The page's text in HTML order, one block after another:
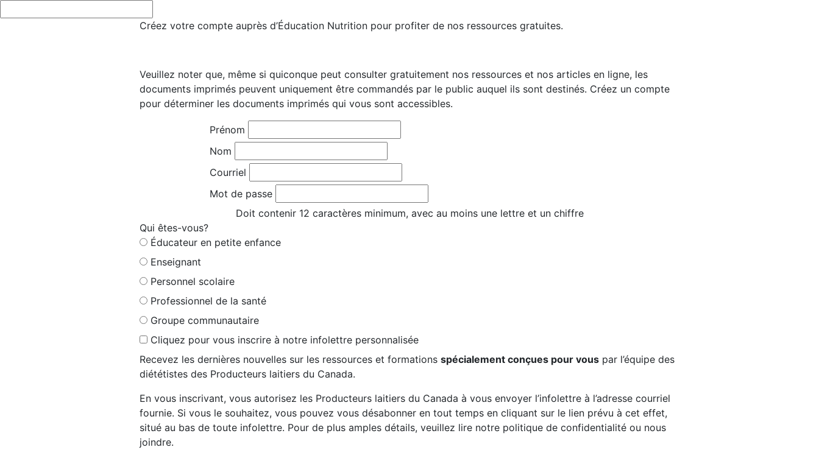
Créez votre compte auprès d’Éducation Nutrition pour profiter de nos ressources gratuites.
Veuillez noter que, même si quiconque peut consulter gratuitement nos ressources et nos articles en ligne, les
documents imprimés peuvent uniquement être commandés par le public auquel ils sont destinés. Créez un compte
pour déterminer les documents imprimés qui vous sont accessibles.
Prénom
Nom
Courriel
Mot de passe
Doit contenir 12 caractères minimum, avec au moins une lettre et un chiffre
Qui êtes-vous?
Éducateur en petite enfance
Enseignant
Personnel scolaire
Professionnel de la santé
Groupe communautaire
Cliquez pour vous inscrire à notre infolettre personnalisée
Recevez les dernières nouvelles sur les ressources et formations spécialement conçues pour vous par l’équipe des
diététistes des Producteurs laitiers du Canada.
En vous inscrivant, vous autorisez les Producteurs laitiers du Canada à vous envoyer l’infolettre à l’adresse courriel
fournie. Si vous le souhaitez, vous pouvez vous désabonner en tout temps en cliquant sur le lien prévu à cet effet,
situé au bas de toute infolettre. Pour de plus amples détails, veuillez lire notre politique de confidentialité ou nous
joindre.